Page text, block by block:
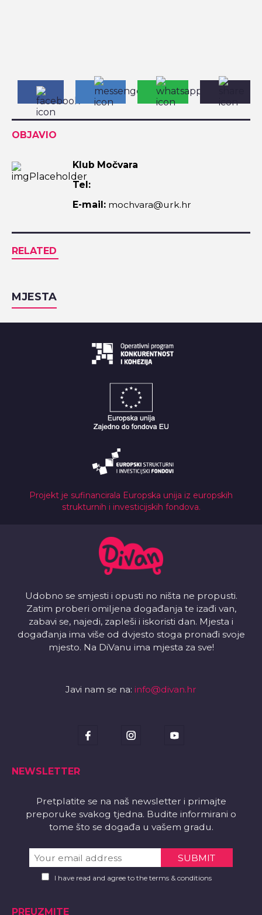
OBJAVIO
Klub Močvara
Tel:
E-mail: mochvara@urk.hr
RELATED
MJESTA
Projekt je sufinancirala Europska unija iz europskih
strukturnih i investicijskih fondova.
Udobno se smjesti i opusti no ništa ne propusti.
Zatim proberi omiljena događanja te izađi van,
zabavi se, najedi, zapleši i iskoristi dan. Mjesta i
događanja ima više od dvjesto stoga pronađi svoje
mjesto. Na DiVanu ima mjesta za sve!
Javi nam se na: info@divan.hr
NEWSLETTER
Pretplatite se na naš newsletter i primajte
preporuke svakog tjedna. Budite informirani o
tome što se događa u vašem gradu.
I have read and agree to the terms & conditions
PREUZMITE